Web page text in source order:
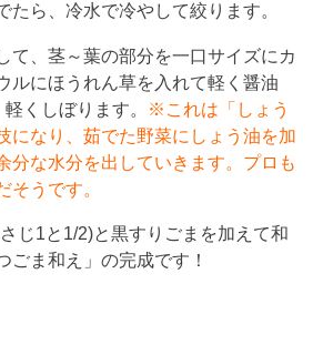
たら、冷水で冷やして絞ります。
て、茎～葉の部分を一口サイズにカ
ルにほうれん草を入れて軽く醤油
くしぼります。
※これは「しょう
になり、茹でた野菜にしょう油を加
分な水分を出していきます。プロも
そうです。
じ1と1/2)と黒すりごまを加えて和
ごま和え」の完成です！